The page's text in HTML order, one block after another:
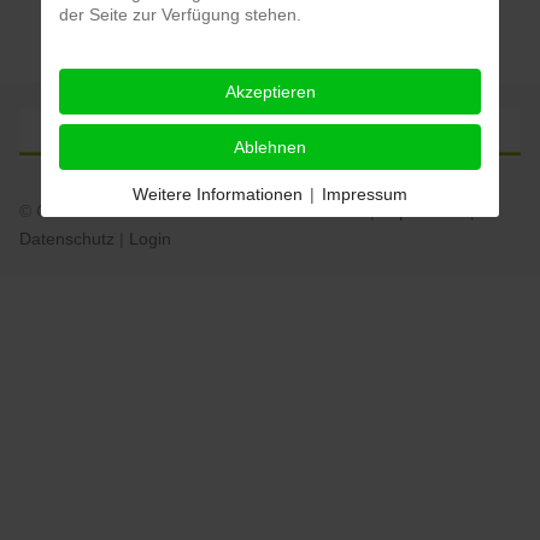
© Grundschule Johansenschule Krefeld 2026 |
Datenschutz
Login
der Seite zur Verfügung stehen.
Akzeptieren
Ablehnen
Weitere Informationen | Impressum